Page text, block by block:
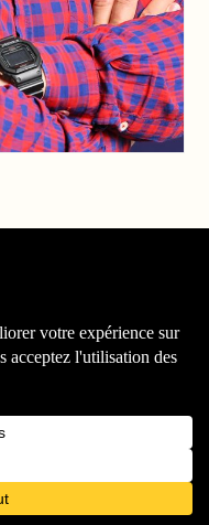
nous
un éclair !
animation jeux vidéo
en France et à l’étranger.